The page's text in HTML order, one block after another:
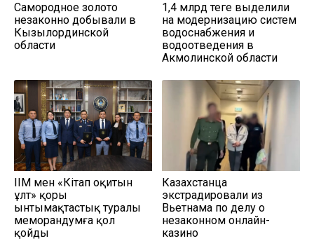
Самородное золото
незаконно добывали в
Кызылординской
области
1,4 млрд теңге выделили
на модернизацию систем
водоснабжения и
водоотведения в
Акмолинской области
ІІМ мен «Кітап оқитын
ұлт» қоры
ынтымақтастық туралы
меморандумға қол
қойды
Казахстанца
экстрадировали из
Вьетнама по делу о
незаконном онлайн-
казино